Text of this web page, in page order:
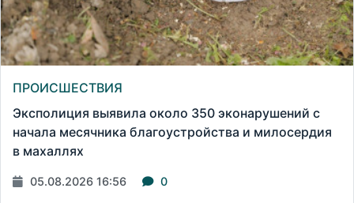
ПРОИСШЕСТВИЯ
Эксполиция выявила около 350 эконарушений с
начала месячника благоустройства и милосердия
в махаллях
05.08.2026 16:56 0